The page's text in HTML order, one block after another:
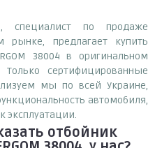
специалист по продаже
рынке, предлагает купить
38004 в оригинальном
сертифицированные
мы по всей Украине,
автомобиля,
эксплуатации.
отбойник